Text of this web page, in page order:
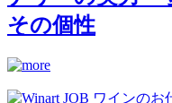
その個性